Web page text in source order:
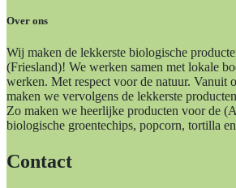
Over ons
Wij maken de lekkerste biologische
(Friesland)! We werken samen met lokale
werken. Met respect voor de natuur. Vanuit
maken we vervolgens de lekkerste
Zo maken we heerlijke producten voor de
biologische groentechips, popcorn, tortilla
Contact